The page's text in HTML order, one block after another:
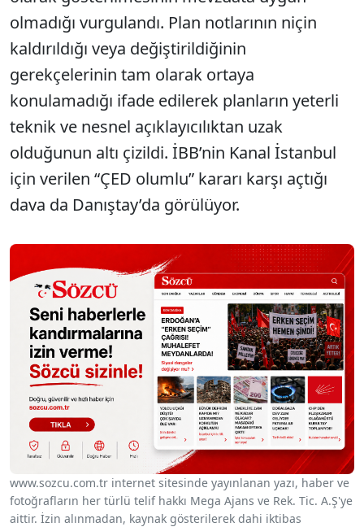
olmadığı vurgulandı. Plan notlarının niçin
kaldırıldığı veya değiştirildiğinin
gerekçelerinin tam olarak ortaya
konulamadığı ifade edilerek planların yeterli
teknik ve nesnel açıklayıcılıktan uzak
olduğunun altı çizildi. İBB’nin Kanal İstanbul
için verilen “ÇED olumlu” kararı karşı açtığı
dava da Danıştay’da görülüyor.
www.sozcu.com.tr internet sitesinde yayınlanan yazı, haber ve
fotoğrafların her türlü telif hakkı Mega Ajans ve Rek. Tic. A.Ş'ye
aittir. İzin alınmadan, kaynak gösterilerek dahi iktibas